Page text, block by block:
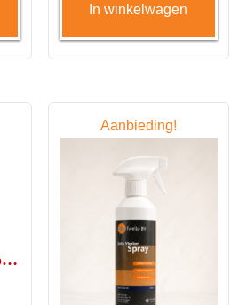
In winkelwagen
Textiel Odour Remover
Aanbieding!